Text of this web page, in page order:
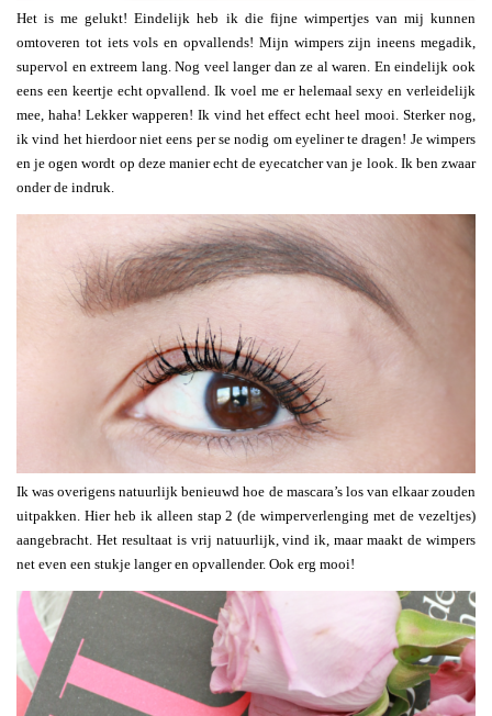
Het is me gelukt! Eindelijk heb ik die fijne wimpertjes van mij kunnen
omtoveren tot iets vols en opvallends! Mijn wimpers zijn ineens megadik,
supervol en extreem lang. Nog veel langer dan ze al waren. En eindelijk ook
eens een keertje echt opvallend. Ik voel me er helemaal sexy en verleidelijk
mee, haha! Lekker wapperen! Ik vind het effect echt heel mooi. Sterker nog,
ik vind het hierdoor niet eens per se nodig om eyeliner te dragen! Je wimpers
en je ogen wordt op deze manier echt de eyecatcher van je look. Ik ben zwaar
onder de indruk.
Ik was overigens natuurlijk benieuwd hoe de mascara’s los van elkaar zouden
uitpakken. Hier heb ik alleen stap 2 (de wimperverlenging met de vezeltjes)
aangebracht. Het resultaat is vrij natuurlijk, vind ik, maar maakt de wimpers
net even een stukje langer en opvallender. Ook erg mooi!